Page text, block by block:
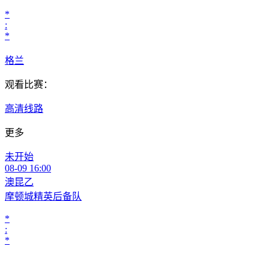
*
:
*
格兰
观看比赛：
高清线路
更多
未开始
08-09 16:00
澳昆乙
摩顿城精英后备队
*
:
*